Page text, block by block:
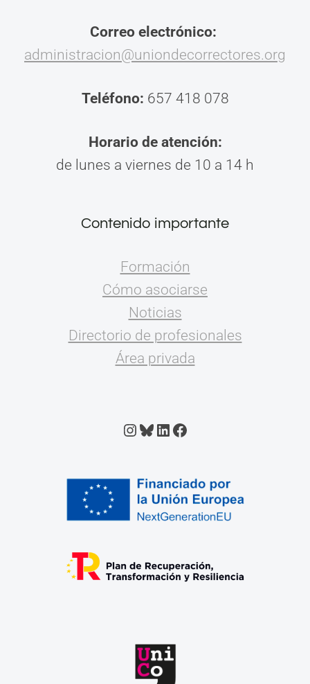
Correo electrónico:
administracion@uniondecorrectores.org
Teléfono: 657 418 078
Horario de atención:
de lunes a viernes de 10 a 14 h
Contenido importante
Formación
Cómo asociarse
Noticias
Directorio de profesionales
Área privada
Instagram
Bluesky
LinkedIn
Facebook